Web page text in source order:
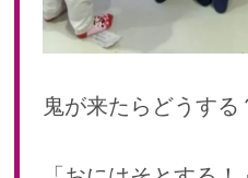
2021年 01月(19)
2020
2020年 12月(19)
鬼が来たらどうする